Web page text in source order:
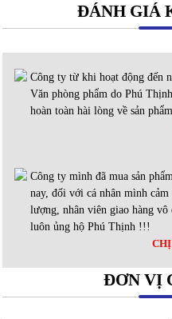
ĐÁNH GIÁ
Công ty từ khi hoạt động đến
Văn phòng phẩm do Phú
hoàn toàn hài lòng về sản
Công ty mình đã mua sản
nay, đối với cá nhân mình
lượng, nhân viên giao hàng
luôn ủng hộ Phú Thịnh !!!
CHỊ
ĐƠN VỊ